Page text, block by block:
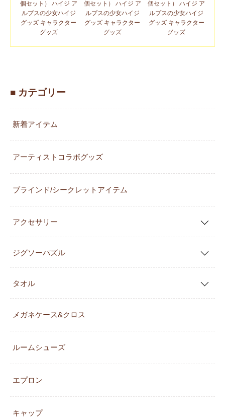
個セット） ハイジ ア
ルプスの少女ハイジ
グッズ キャラクター
グッズ
個セット） ハイジ ア
ルプスの少女ハイジ
グッズ キャラクター
グッズ
個セット） ハイジ ア
ルプスの少女ハイジ
グッズ キャラクター
グッズ
■ カテゴリー
新着アイテム
アーティストコラボグッズ
ブラインド/シークレットアイテム
アクセサリー
ジグソーパズル
タオル
メガネケース&クロス
ルームシューズ
エプロン
キャップ